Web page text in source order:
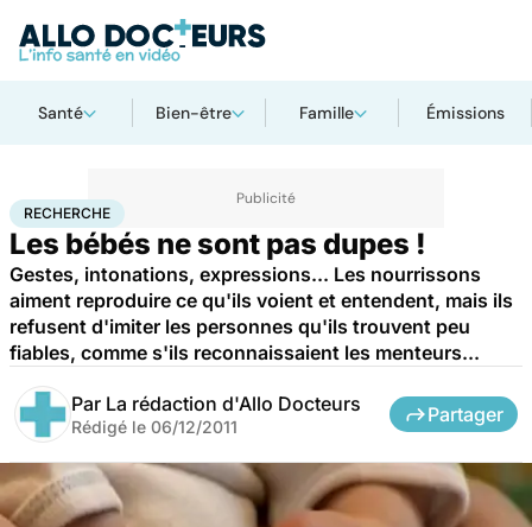
Santé Bien-être Famille Émissions
AccueilSantéMaladies Recherche
RECHERCHE
Les bébés ne sont pas dupes !
Gestes, intonations, expressions... Les nourrissons
aiment reproduire ce qu'ils voient et entendent, mais ils
refusent d'imiter les personnes qu'ils trouvent peu
fiables, comme s'ils reconnaissaient les menteurs...
Par La rédaction d'Allo Docteurs
Rédigé le 06/12/2011
Partager